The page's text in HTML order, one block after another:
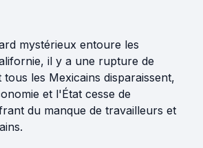
mystérieux entoure les
il y a une rupture de
les Mexicains disparaissent,
et l'État cesse de
du manque de travailleurs et